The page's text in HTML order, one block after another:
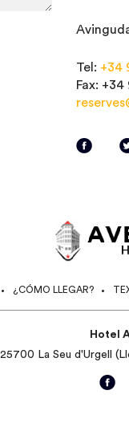
Tel: +34
Fax:
¿CÓMO LLEGAR?
Hotel
La Seu d'Urgell